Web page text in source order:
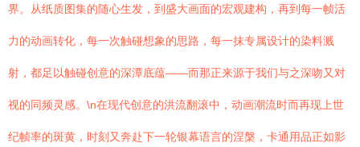
界。从纸质图集的随心生发，到盛大画面的宏观建构，再到每一帧活
力的动画转化，每一次触碰想象的思路，每一抹专属设计的染料溅
射，都足以触碰创意的深潭底蕴——而那正来源于我们与之深吻又对
视的同频灵感。\n在现代创意的洪流翻滚中，动画潮流时而再现上世
纪帧率的斑黄，时刻又奔赴下一轮银幕语言的涅槃，卡通用品正如影